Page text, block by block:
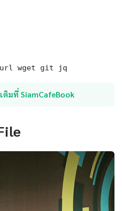
wget git jq
ติมที่ SiamCafeBook